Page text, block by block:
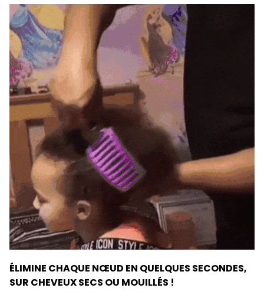
ÉLIMINE CHAQUE NŒUD EN QUELQUES SECONDES,
SUR CHEVEUX SECS OU MOUILLÉS !